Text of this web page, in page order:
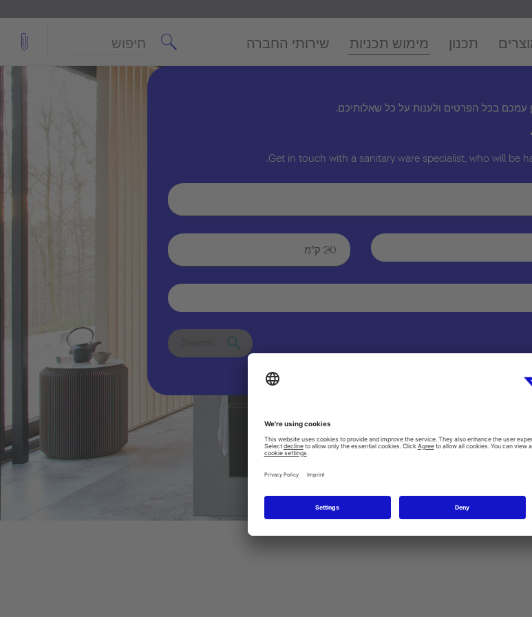
תכנון מימוש תכניות שירותי החברה
עמכם בכל הפרטים ולענות על כל שאלותיכם.
Get in touch with a sanitary ware specialist, who will be
20 ק"מ